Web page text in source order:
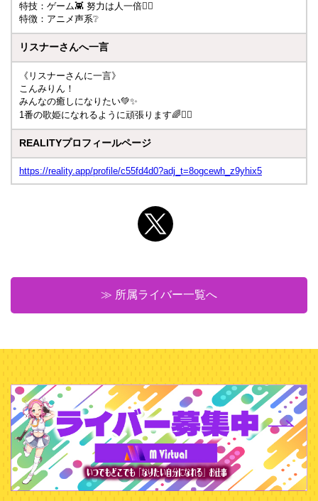
特技：ゲーム👾‎ 努力は人一倍❤️‍🔥
特徴：アニメ声系❔
リスナーさんへ一言
《リスナーさんに一言》
こんみりん！
みんなの癒しになりたい💚✨
1番の歌姫になれるように頑張ります🌈✊🏻
REALITYプロフィールページ
https://reality.app/profile/c55fd4d0?adj_t=8ogcewh_z9yhix5
≫ 所属ライバー一覧へ